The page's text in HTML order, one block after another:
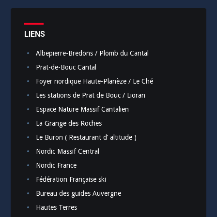
LIENS
Albepierre-Bredons / Plomb du Cantal
Prat-de-Bouc Cantal
Foyer nordique Haute-Planèze / Le Ché
Les stations de Prat de Bouc / Lioran
Espace Nature Massif Cantalien
La Grange des Roches
Le Buron ( Restaurant d’ altitude )
Nordic Massif Central
Nordic France
Fédération Française ski
Bureau des guides Auvergne
Hautes Terres